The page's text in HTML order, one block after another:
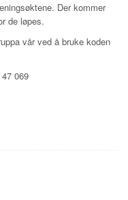
Der kommer
de løpes.
vår ved å bruke koden
069